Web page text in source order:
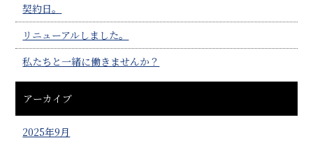
契約日。
リニューアルしました。
私たちと一緒に働きませんか？
アーカイブ
2025年9月